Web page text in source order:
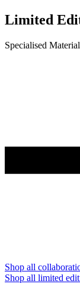
Limited
Specialised
Shop all
Shop all limited